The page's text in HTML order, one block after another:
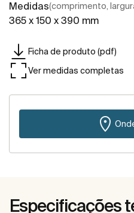
Medidas(comprimento,
365 x 150 x 390 mm
Ficha de produto (pdf)
Ver medidas completas
Especificações